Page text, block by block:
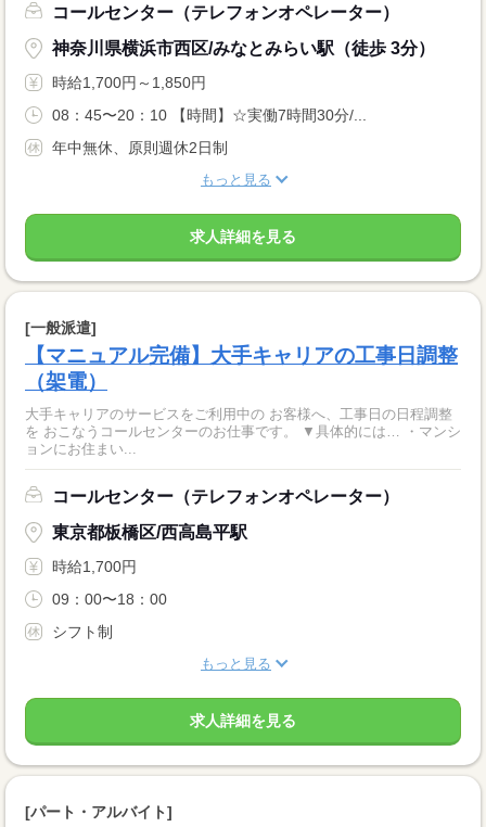
コールセンター（テレフォンオペレーター）
神奈川県横浜市西区/みなとみらい駅（徒歩 3分）
時給1,700円～1,850円
08：45〜20：10 【時間】☆実働7時間30分/...
年中無休、原則週休2日制
もっと見る
求人詳細を見る
[一般派遣]
【マニュアル完備】大手キャリアの工事日調整
（架電）
大手キャリアのサービスをご利用中の お客様へ、工事日の日程調整
を おこなうコールセンターのお仕事です。 ▼具体的には… ・マンシ
ョンにお住まい...
コールセンター（テレフォンオペレーター）
東京都板橋区/西高島平駅
時給1,700円
09：00〜18：00
シフト制
もっと見る
求人詳細を見る
[パート・アルバイト]